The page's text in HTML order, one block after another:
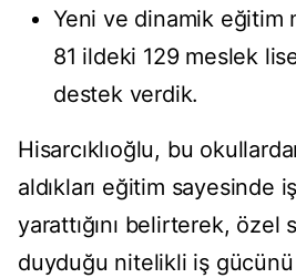
Yeni ve dinamik eğitim
81 ildeki 129 meslek
destek verdik.
Hisarcıklıoğlu, bu
aldıkları eğitim sayesinde
yarattığını belirterek, özel
duyduğu nitelikli iş